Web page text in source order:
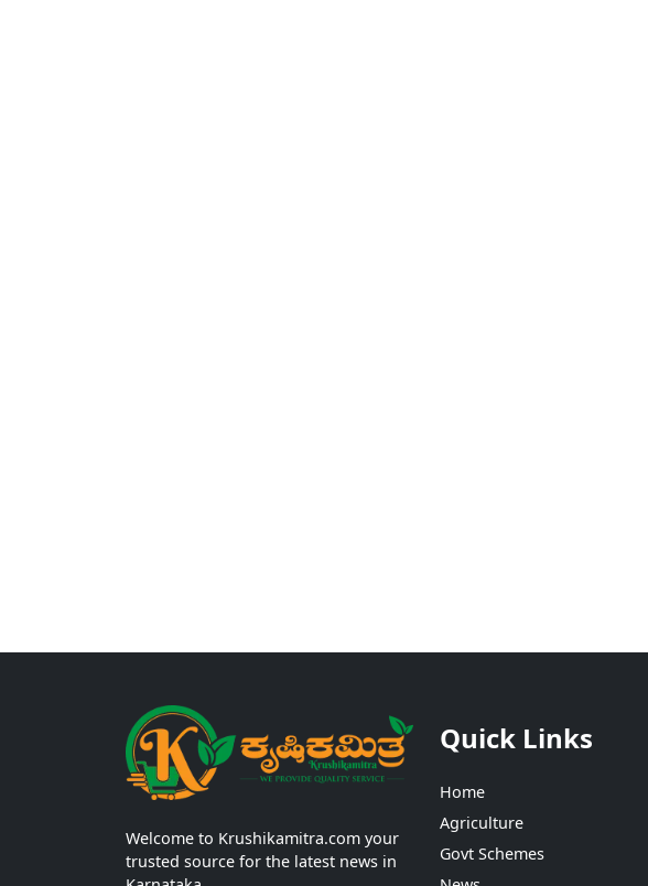
Welcome to Krushikamitra.com your
trusted source for the latest news in
Quick Links
Home
Agriculture
Govt Schemes